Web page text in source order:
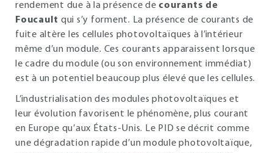
rendement due à la présence de courants de
Foucault qui s’y forment. La présence de courants de
fuite altère les cellules photovoltaïques à l’intérieur
même d’un module. Ces courants apparaissent lorsque
le cadre du module (ou son environnement immédiat)
est à un potentiel beaucoup plus élevé que les cellules.
L’industrialisation des modules photovoltaïques et
leur évolution favorisent le phénomène, plus courant
en Europe qu’aux États-Unis. Le PID se décrit comme
une dégradation rapide d’un module photovoltaïque,